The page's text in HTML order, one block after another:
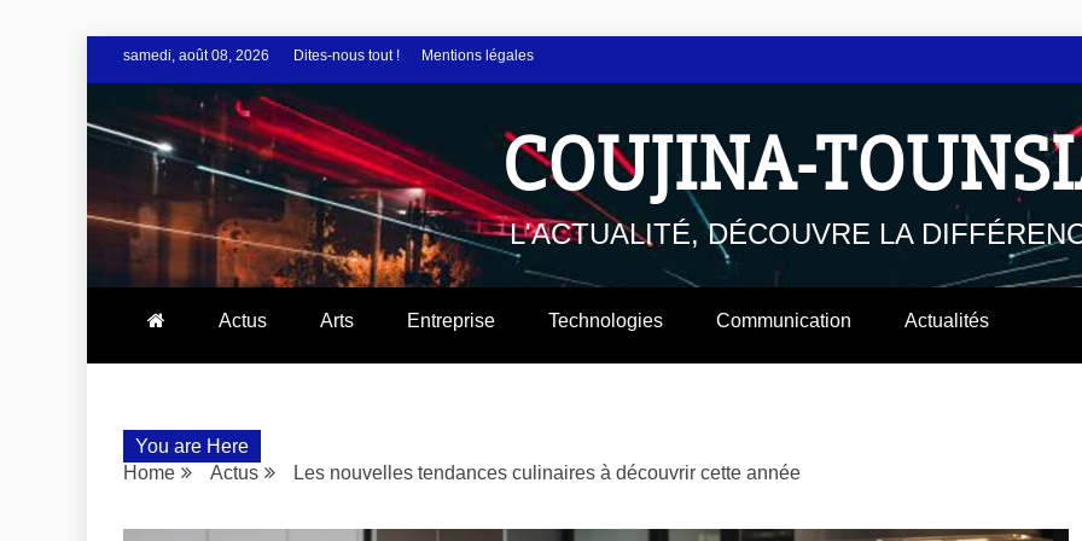
samedi, août 08, 2026 Dites-nous tout ! Mentions légales
COUJINA-
L'ACTUALITÉ, DÉCOUVRE LA
Actus Arts Entreprise Technologies Communication Actualités
You are Here
Home
Actus Les nouvelles tendances culinaires à découvrir cette année